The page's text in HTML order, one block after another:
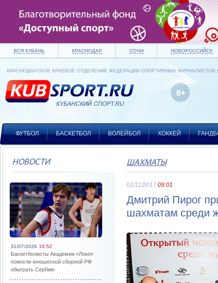
ВСЯ КУБАНЬ КРАСНОДАР СОЧИ НОВОРОССИЙСК
КРАСНОДАРСКОЕ КРАЕВОЕ ОТДЕЛЕНИЕ ФЕДЕРАЦИИ СПОРТИВНЫХ ЖУРНАЛИСТОВ
ФУТБОЛ БАСКЕТБОЛ ВОЛЕЙБОЛ ХОККЕЙ
НОВОСТИ
31/07/2026 10:52
Баскетболисты Академии «Локо»
помогли юношеской сборной РФ
обыграть Сербию
ШАХМАТЫ
01/11/2017 09:01
Дмитрий Пирог
шахматам среди